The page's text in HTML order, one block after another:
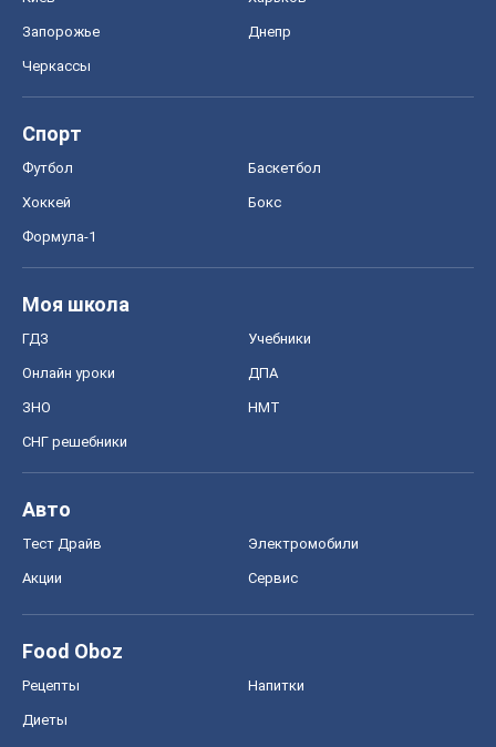
Запорожье Днепр
Черкассы
Спорт
Футбол Баскетбол
Хоккей Бокс
Формула-1
Моя школа
ГДЗ Учебники
Онлайн уроки ДПА
ЗНО НМТ
СНГ решебники
Авто
Тест Драйв Электромобили
Акции Сервис
Food Oboz
Рецепты Напитки
Диеты